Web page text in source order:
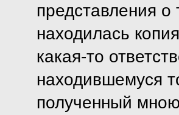
представления
находилась
какая-то
находившемуся
полученный